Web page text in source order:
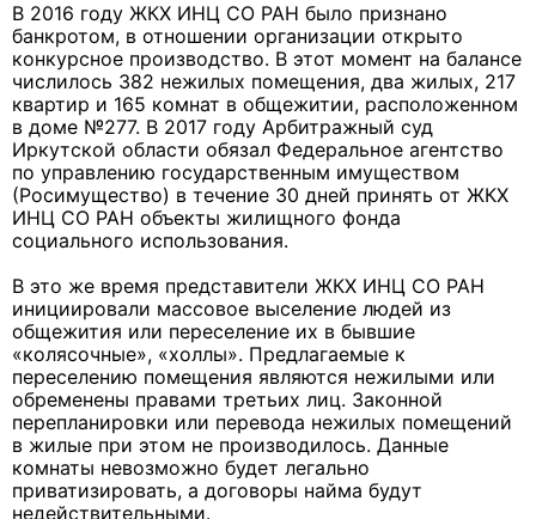
В 2016 году ЖКХ ИНЦ СО РАН было признано
банкротом, в отношении организации открыто
конкурсное производство. В этот момент на балансе
числилось 382 нежилых помещения, два жилых, 217
квартир и 165 комнат в общежитии, расположенном
в доме №277. В 2017 году Арбитражный суд
Иркутской области обязал Федеральное агентство
по управлению государственным имуществом
(Росимущество) в течение 30 дней принять от ЖКХ
ИНЦ СО РАН объекты жилищного фонда
социального использования.
В это же время представители ЖКХ ИНЦ СО РАН
инициировали массовое выселение людей из
общежития или переселение их в бывшие
«колясочные», «холлы». Предлагаемые к
переселению помещения являются нежилыми или
обременены правами третьих лиц. Законной
перепланировки или перевода нежилых помещений
в жилые при этом не производилось. Данные
комнаты невозможно будет легально
приватизировать, а договоры найма будут
недействительными.